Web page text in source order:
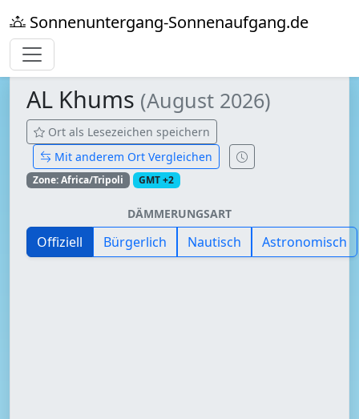
Sonnenuntergang-Sonnenaufgang.de
AL Khums (August 2026)
Ort als Lesezeichen speichern
Mit anderem Ort Vergleichen
Zone: Africa/Tripoli GMT +2
DÄMMERUNGSART
Offiziell Bürgerlich Nautisch Astronomisch